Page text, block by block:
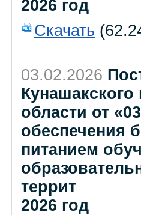
2026 год
Скачать
03.02.2026
области от
обеспечения
питанием
террит
2026 год